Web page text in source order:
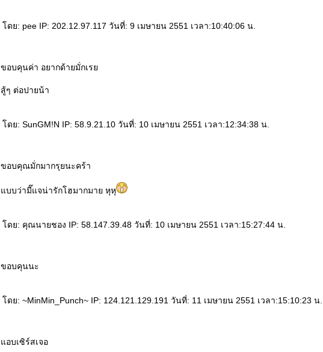
ดย: pee IP: 202.12.97.117 วันที่: 9 เมษายน 2551 เวลา:10:40:06 น.
ขอบคุนค่า อยากด้ายมั่กเร
สู้ๆ ต่อปายน้า
ดย: SunGM!N IP: 58.9.21.10 วันที่: 10 เมษายน 2551 เวลา:12:34:38 น.
ขอบคุณมั่กมากรุยนะคร้า
บบว่ามี๊แจน่ารักโฮมากมาย หุหุ
ดย: คุณนายชอง IP: 58.147.39.48 วันที่: 10 เมษายน 2551 เวลา:15:27:44 น.
ขอบคุนนะ
ดย: ~MinMin_Punch~ IP: 124.121.129.191 วันที่: 11 เมษายน 2551 เวลา:15:10:23 น.
อบเซิร์สเจอ